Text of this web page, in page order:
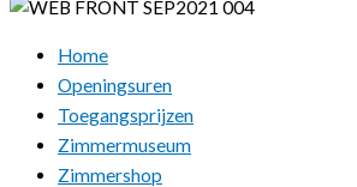
Home
Openingsuren
Toegangsprijzen
Zimmermuseum
Zimmershop